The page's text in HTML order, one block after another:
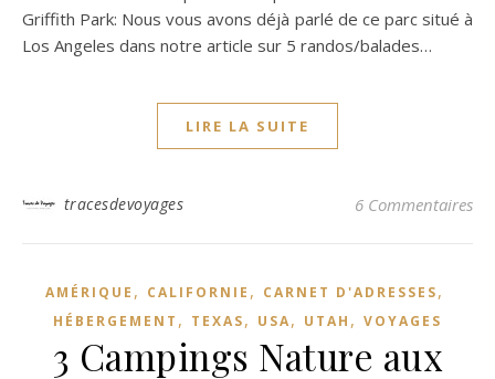
Griffith Park: Nous vous avons déjà parlé de ce parc situé à
Los Angeles dans notre article sur 5 randos/balades…
LIRE LA SUITE
tracesdevoyages 6 Commentaires
AMÉRIQUE , CALIFORNIE , CARNET D'ADRESSES,
HÉBERGEMENT , TEXAS, USA, UTAH , VOYAGES
3 Campings Nature aux